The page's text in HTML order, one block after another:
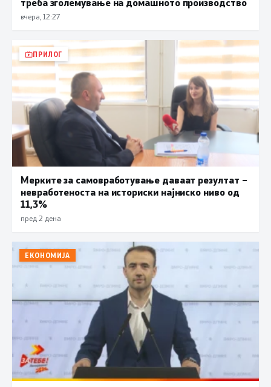
вчера, 12:27
ПРИЛОГ
Мерките за самовработување даваат резултат –
невработеноста на историски најниско ниво од
11,3%
пред 2 дена
ЕКОНОМИЈА